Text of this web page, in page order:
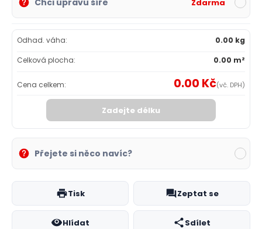
Chci úpravu šíře Zdarma
Odhad. váha:
0.00 kg
Celková plocha:
0.00 m²
Cena celkem: 0.00 Kč(vč. DPH)
Zadejte délku
Přejete si něco navíc?
Tisk Zeptat se
Hlídat Sdílet